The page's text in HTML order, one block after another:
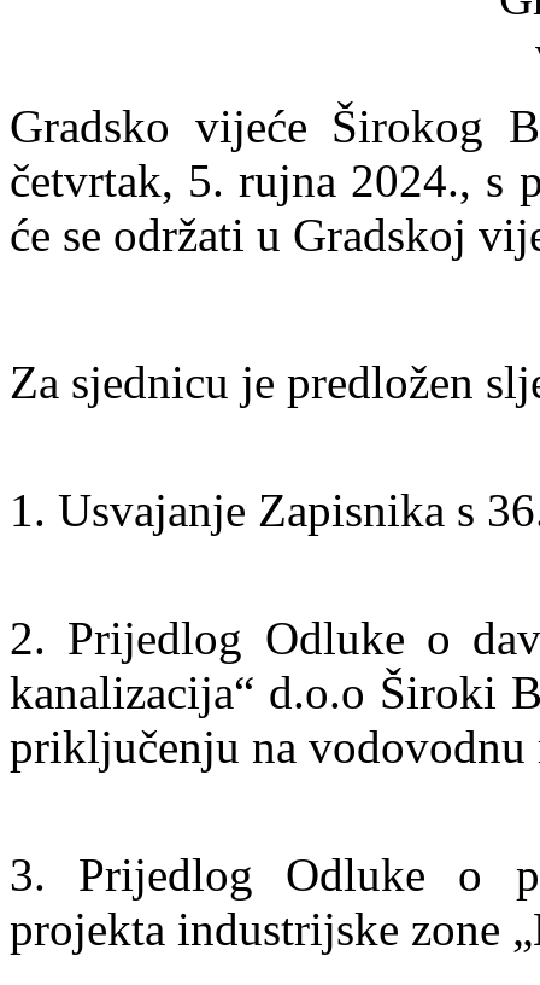
Gradsko vijeće Širokog
četvrtak, 5. rujna 2024., s
će se održati u Gradskoj
Za sjednicu je predložen
1. Usvajanje Zapisnika s
2. Prijedlog Odluke o
kanalizacija“ d.o.o Široki
priključenju na vodovodnu
3. Prijedlog Odluke o
projekta industrijske zone